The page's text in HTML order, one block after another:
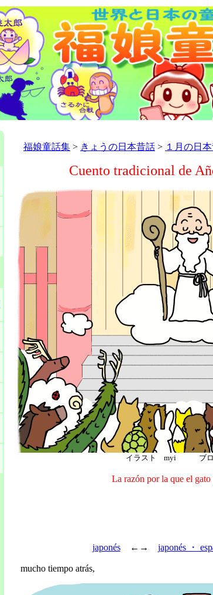
福娘童話集 > きょうの日本昔話 > １月の日
Cuento tradicional de
イラスト myi ブ
La razón por la que el gato
japonés←→ japonés ・
mucho tiempo atrás,